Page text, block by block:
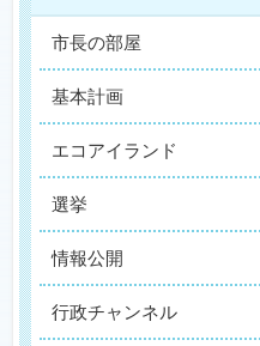
市長の部屋
基本計画
エコアイランド
選挙
情報公開
行政チャンネル